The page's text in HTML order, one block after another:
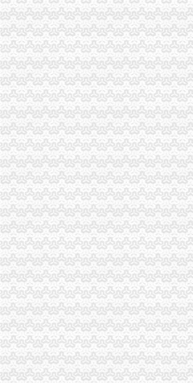
【广安审计_广安审计公司】-广安百姓网
重庆三峡水利电力(集团)股份有限公司
重庆：商事制度改革释放市场活力_地
重庆住房公积金缴存单位账户注销办理
重庆公司-3721商机网
知名外企锐珂在华一年被曝两次行贿_网
昆明建筑施工总承包资质办理机构,希骏
企业通信管理厂家_企业通信管理厂家/
公司注销
【58同城】廊坊公司注销服务_公司注
公司注销登报-南昌58同城
【58同城】苏州公司注销服务_公司注
【如何注销公司代办费用多少注销公司
广州公司注册代理_代理记账公司_广州
【58同城】南通公司注销服务_公司注
快速注销公司新公司快速注销【工商吧
海口公司注册,海口注册公司,海口公司注
公司注销后可否继续执行-中华律师网
办理亦庄公司注销-须知网